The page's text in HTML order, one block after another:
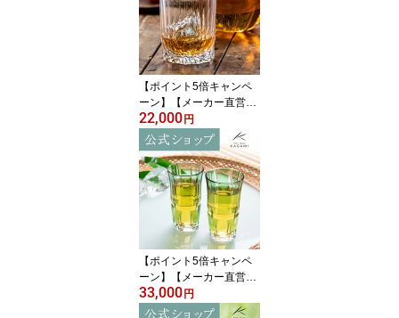
インテリアギフト ラッピ
ング無料 結婚祝 内祝 還
暦祝 古希祝母の日 敬老
の日 送別品 退職記念品
【ポイント5倍キャンペ
ーン】【メーカー直営
店】カガミクリスタル K
AGAMIロックグラス ウ
イスキーグラス T429-29
94＜白露＞ギフト 結婚
祝 内祝 誕生祝 贈答品 記
念品 還暦祝 古希祝敬老
の日 父の日 母の日 退職
記念品
22,000円
【ポイント5倍キャンペ
ーン】【メーカー直営
店】江戸切子 カガミクリ
スタルKAGAMI #2511＜
33,000円